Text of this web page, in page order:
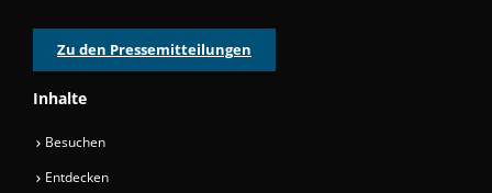
Zu den Pressemitteilungen
Inhalte
Besuchen
Entdecken